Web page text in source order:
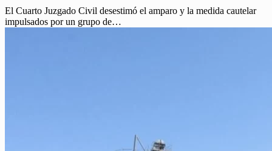
El Cuarto Juzgado Civil desestimó el amparo y la medida cautelar
impulsados por un grupo de…